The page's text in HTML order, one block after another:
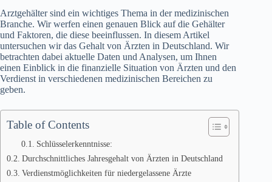
Arztgehälter sind ein wichtiges Thema in der medizinischen
Branche. Wir werfen einen genauen Blick auf die Gehälter
und Faktoren, die diese beeinflussen. In diesem Artikel
untersuchen wir das Gehalt von Ärzten in Deutschland. Wir
betrachten dabei aktuelle Daten und Analysen, um Ihnen
einen Einblick in die finanzielle Situation von Ärzten und den
Verdienst in verschiedenen medizinischen Bereichen zu
geben.
Table of Contents
Schlüsselerkenntnisse:
Durchschnittliches Jahresgehalt von Ärzten in Deutschland
Verdienstmöglichkeiten für niedergelassene Ärzte